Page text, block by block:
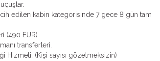
uçuşlar.
edilen kabin kategorisinde 7 gece 8 gün tam
(490 EUR)
transferleri.
(Kişi sayısı gözetmeksizin)